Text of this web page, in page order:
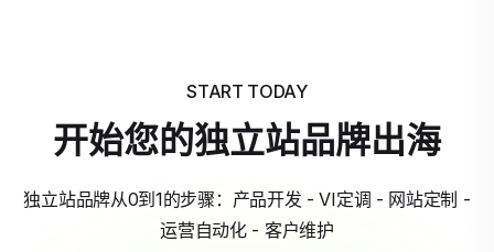
START TODAY
开始您的独立站品牌出海
独立站品牌从0到1的步骤：产品开发 - VI定调 - 网站定制 -
运营自动化 - 客户维护